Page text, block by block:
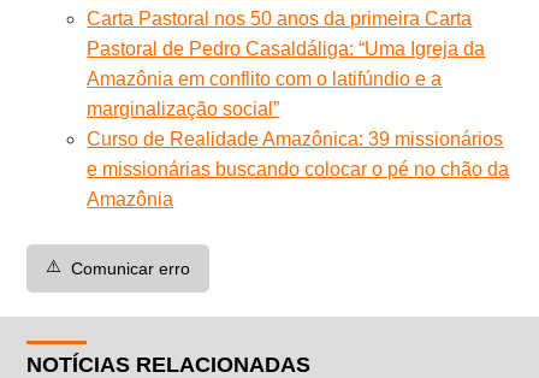
Carta Pastoral nos 50 anos da primeira Carta
Pastoral de Pedro Casaldáliga: “Uma Igreja da
Amazônia em conflito com o latifúndio e a
marginalização social”
Curso de Realidade Amazônica: 39 missionários
e missionárias buscando colocar o pé no chão da
Amazônia
⚠️ Comunicar erro
NOTÍCIAS RELACIONADAS